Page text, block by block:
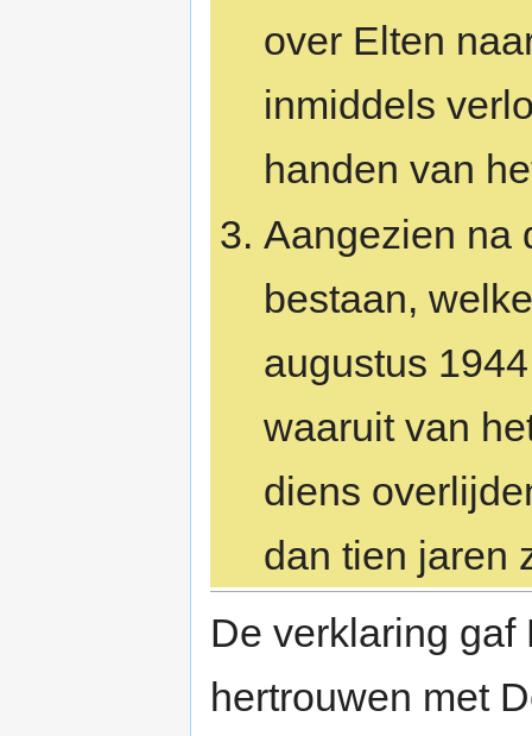
over Elten
inmiddels
handen van
Aangezien na
bestaan,
augustus
waaruit van
diens
dan tien jaren
De verklaring gaf
hertrouwen met